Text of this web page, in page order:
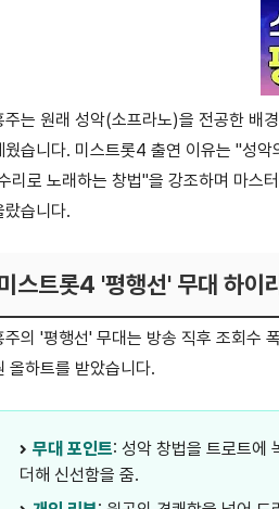
주는 원래 성악(소프라노)을 전공한 배
웠습니다. 미스트롯4 출연 이유는 "성
리로 노래하는 창법"을 강조하며 마스
랐습니다.
스트롯4 '평행선' 무대 하이
주의 '평행선' 무대는 방송 직후 조회수
올하트를 받았습니다.
무대 포인트: 성악 창법을 트로트에
더해 신선함을 줌.